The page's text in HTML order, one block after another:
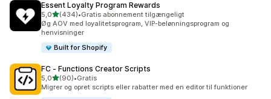
Essent Loyalty Program Rewards
5,0ud af 5 stjerner
(434)
434 anmeldelser i alt
•Gratis abonnement tilgængeligt
Øg AOV med loyalitetsprogram, VIP-belønningsprogram og
henvisninger
Built for Shopify
FC ‑ Functions Creator Scripts
5,0ud af 5 stjerner
(90)
90 anmeldelser i alt
•Gratis
Migrer og opret scripts eller rabatter med en editor til funktioner